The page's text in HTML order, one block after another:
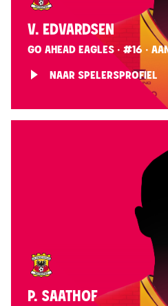
V. EDVARDSEN
GO AHEAD EAGLES · #16 ·
NAAR SPELERSPROFIEL
P. SAATHOF